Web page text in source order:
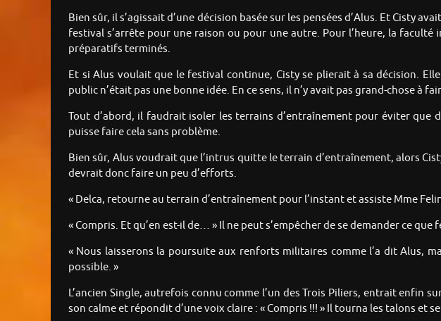
Bien sûr, il s’agissait d’une décision basée sur les pensées d’Alus. Et Cisty
festival s’arrête pour une raison ou pour une autre. Pour l’heure, la
préparatifs terminés.
Et si Alus voulait que le festival continue, Cisty se plierait à sa décision.
public n’était pas une bonne idée. En ce sens, il n’y avait pas grand-chose à
Tout d’abord, il faudrait isoler les terrains d’entraînement pour éviter que
puisse faire cela sans problème.
Bien sûr, Alus voudrait que l’intrus quitte le terrain d’entraînement, alors
devrait donc faire un peu d’efforts.
« Delca, retourne au terrain d’entraînement pour l’instant et assiste Mme
« Compris. Et qu’en est-il de… » Il ne peut s’empêcher de se demander ce
« Nous laisserons la poursuite aux renforts militaires comme l’a dit Alus,
possible. »
L’ancien Single, autrefois connu comme l’un des Trois Piliers, entrait enfin
son calme et répondit d’une voix claire : « Compris !!! » Il tourna les talons et